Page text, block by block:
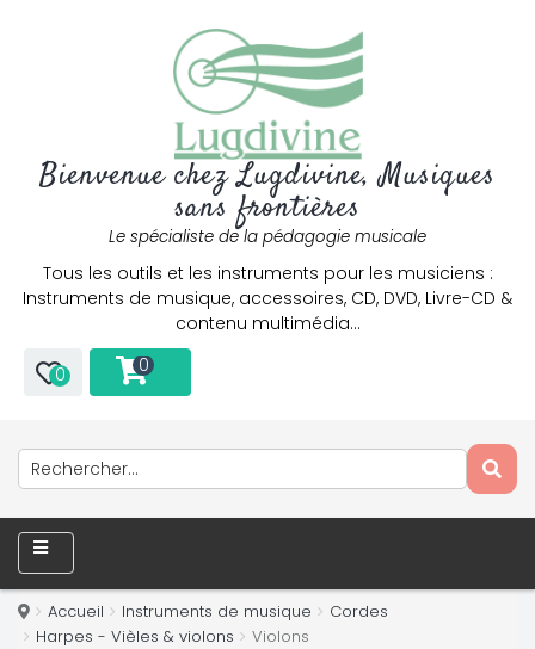
Bienvenue chez Lugdivine, Musiques
sans frontières
Le spécialiste de la pédagogie musicale
Tous les outils et les instruments pour les musiciens :
Instruments de musique, accessoires, CD, DVD, Livre-CD &
contenu multimédia…
0 0
Accueil Instruments de musique
Cordes
Harpes - Vièles & violons
Violons